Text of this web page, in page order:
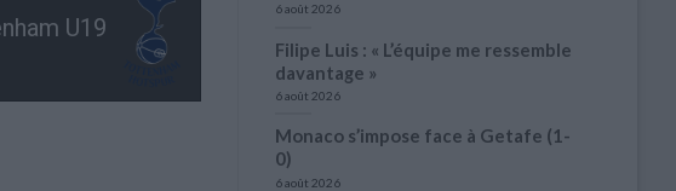
U19
6 août 2026
Filipe Luis : « L’équipe me ressemble
davantage »
6 août 2026
Monaco s’impose face à Getafe (1-
0)
6 août 2026